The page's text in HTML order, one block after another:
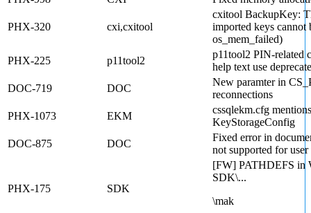
PHX-320 cxi,cxitool
cxitool BackupKey:
imported keys cannot
os_mem_failed)
PHX-225
p11tool2
p11tool2 PIN-related
help text use
DOC-719
DOC
New paramter in
reconnections
PHX-1073
EKM
cssqlekm.cfg
KeyStorageConfig
DOC-875
DOC
Fixed error in
not supported for
PHX-175 SDK
[FW] PATHDEFS in
SDK\...
\mak